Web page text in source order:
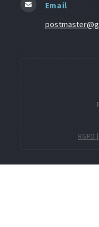
Email